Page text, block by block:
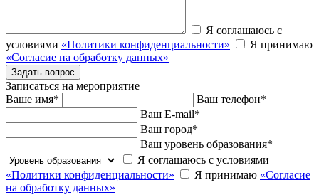
Я соглашаюсь с
условиями «Политики конфиденциальности»
Я принимаю
«Согласие на обработку данных»
Записаться на мероприятие
Ваше имя* Ваш телефон*
Ваш E-mail*
Ваш город*
Ваш уровень образования*
Я соглашаюсь с условиями
«Политики конфиденциальности»
Я принимаю «Согласие
на обработку данных»